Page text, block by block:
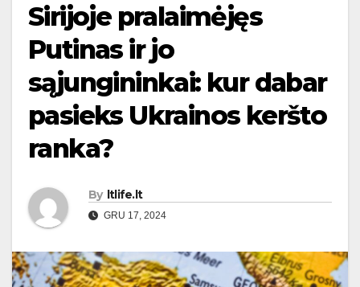
Sirijoje pralaimėjęs
Putinas ir jo
sąjungininkai: kur dabar
pasieks Ukrainos keršto
ranka?
By ltlife.lt
GRU 17, 2024